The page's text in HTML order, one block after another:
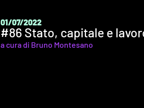
01/07/2022
#86 Stato, capitale e
a cura di Bruno Montesano